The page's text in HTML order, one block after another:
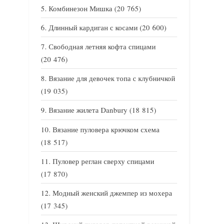
Комбинезон Мишка (20 765)
Длинный кардиган с косами (20 600)
Свободная летняя кофта спицами
(20 476)
Вязание для девочек топа с клубничкой
(19 035)
Вязание жилета Danbury (18 815)
Вязание пуловера крючком схема
(18 517)
Пуловер реглан сверху спицами
(17 870)
Модный женский джемпер из мохера
(17 345)